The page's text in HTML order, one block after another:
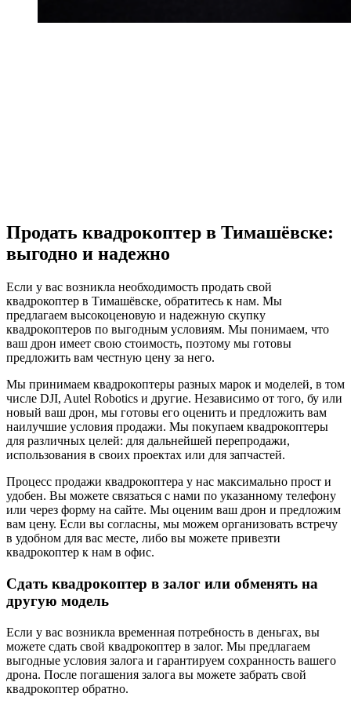
Продать квадрокоптер в Тимашёвске:
выгодно и надежно
Если у вас возникла необходимость продать свой
квадрокоптер в Тимашёвске, обратитесь к нам. Мы
предлагаем высокоценовую и надежную скупку
квадрокоптеров по выгодным условиям. Мы понимаем, что
ваш дрон имеет свою стоимость, поэтому мы готовы
предложить вам честную цену за него.
Мы принимаем квадрокоптеры разных марок и моделей, в том
числе DJI, Autel Robotics и другие. Независимо от того, бу или
новый ваш дрон, мы готовы его оценить и предложить вам
наилучшие условия продажи. Мы покупаем квадрокоптеры
для различных целей: для дальнейшей перепродажи,
использования в своих проектах или для запчастей.
Процесс продажи квадрокоптера у нас максимально прост и
удобен. Вы можете связаться с нами по указанному телефону
или через форму на сайте. Мы оценим ваш дрон и предложим
вам цену. Если вы согласны, мы можем организовать встречу
в удобном для вас месте, либо вы можете привезти
квадрокоптер к нам в офис.
Сдать квадрокоптер в залог или обменять на
другую модель
Если у вас возникла временная потребность в деньгах, вы
можете сдать свой квадрокоптер в залог. Мы предлагаем
выгодные условия залога и гарантируем сохранность вашего
дрона. После погашения залога вы можете забрать свой
квадрокоптер обратно.